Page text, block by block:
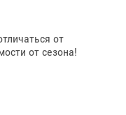
от
от сезона!